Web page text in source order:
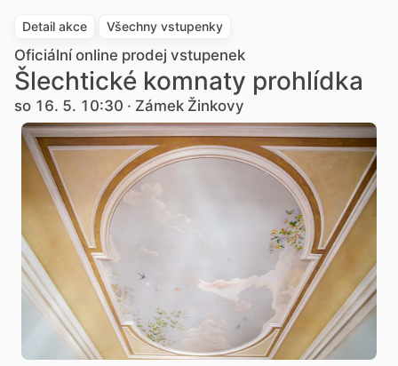
Detail akce Všechny vstupenky
Oficiální online prodej vstupenek
Šlechtické komnaty prohlídka
so 16. 5. 10:30 · Zámek Žinkovy